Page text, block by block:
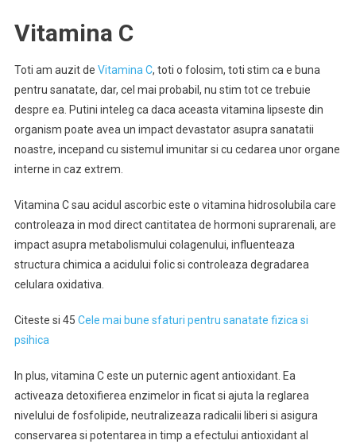
Vitamina C
Toti am auzit de Vitamina C, toti o folosim, toti stim ca e buna
pentru sanatate, dar, cel mai probabil, nu stim tot ce trebuie
despre ea. Putini inteleg ca daca aceasta vitamina lipseste din
organism poate avea un impact devastator asupra sanatatii
noastre, incepand cu sistemul imunitar si cu cedarea unor organe
interne in caz extrem.
Vitamina C sau acidul ascorbic este o vitamina hidrosolubila care
controleaza in mod direct cantitatea de hormoni suprarenali, are
impact asupra metabolismului colagenului, influenteaza
structura chimica a acidului folic si controleaza degradarea
celulara oxidativa.
Citeste si 45 Cele mai bune sfaturi pentru sanatate fizica si
psihica
In plus, vitamina C este un puternic agent antioxidant. Ea
activeaza detoxifierea enzimelor in ficat si ajuta la reglarea
nivelului de fosfolipide, neutralizeaza radicalii liberi si asigura
conservarea si potentarea in timp a efectului antioxidant al